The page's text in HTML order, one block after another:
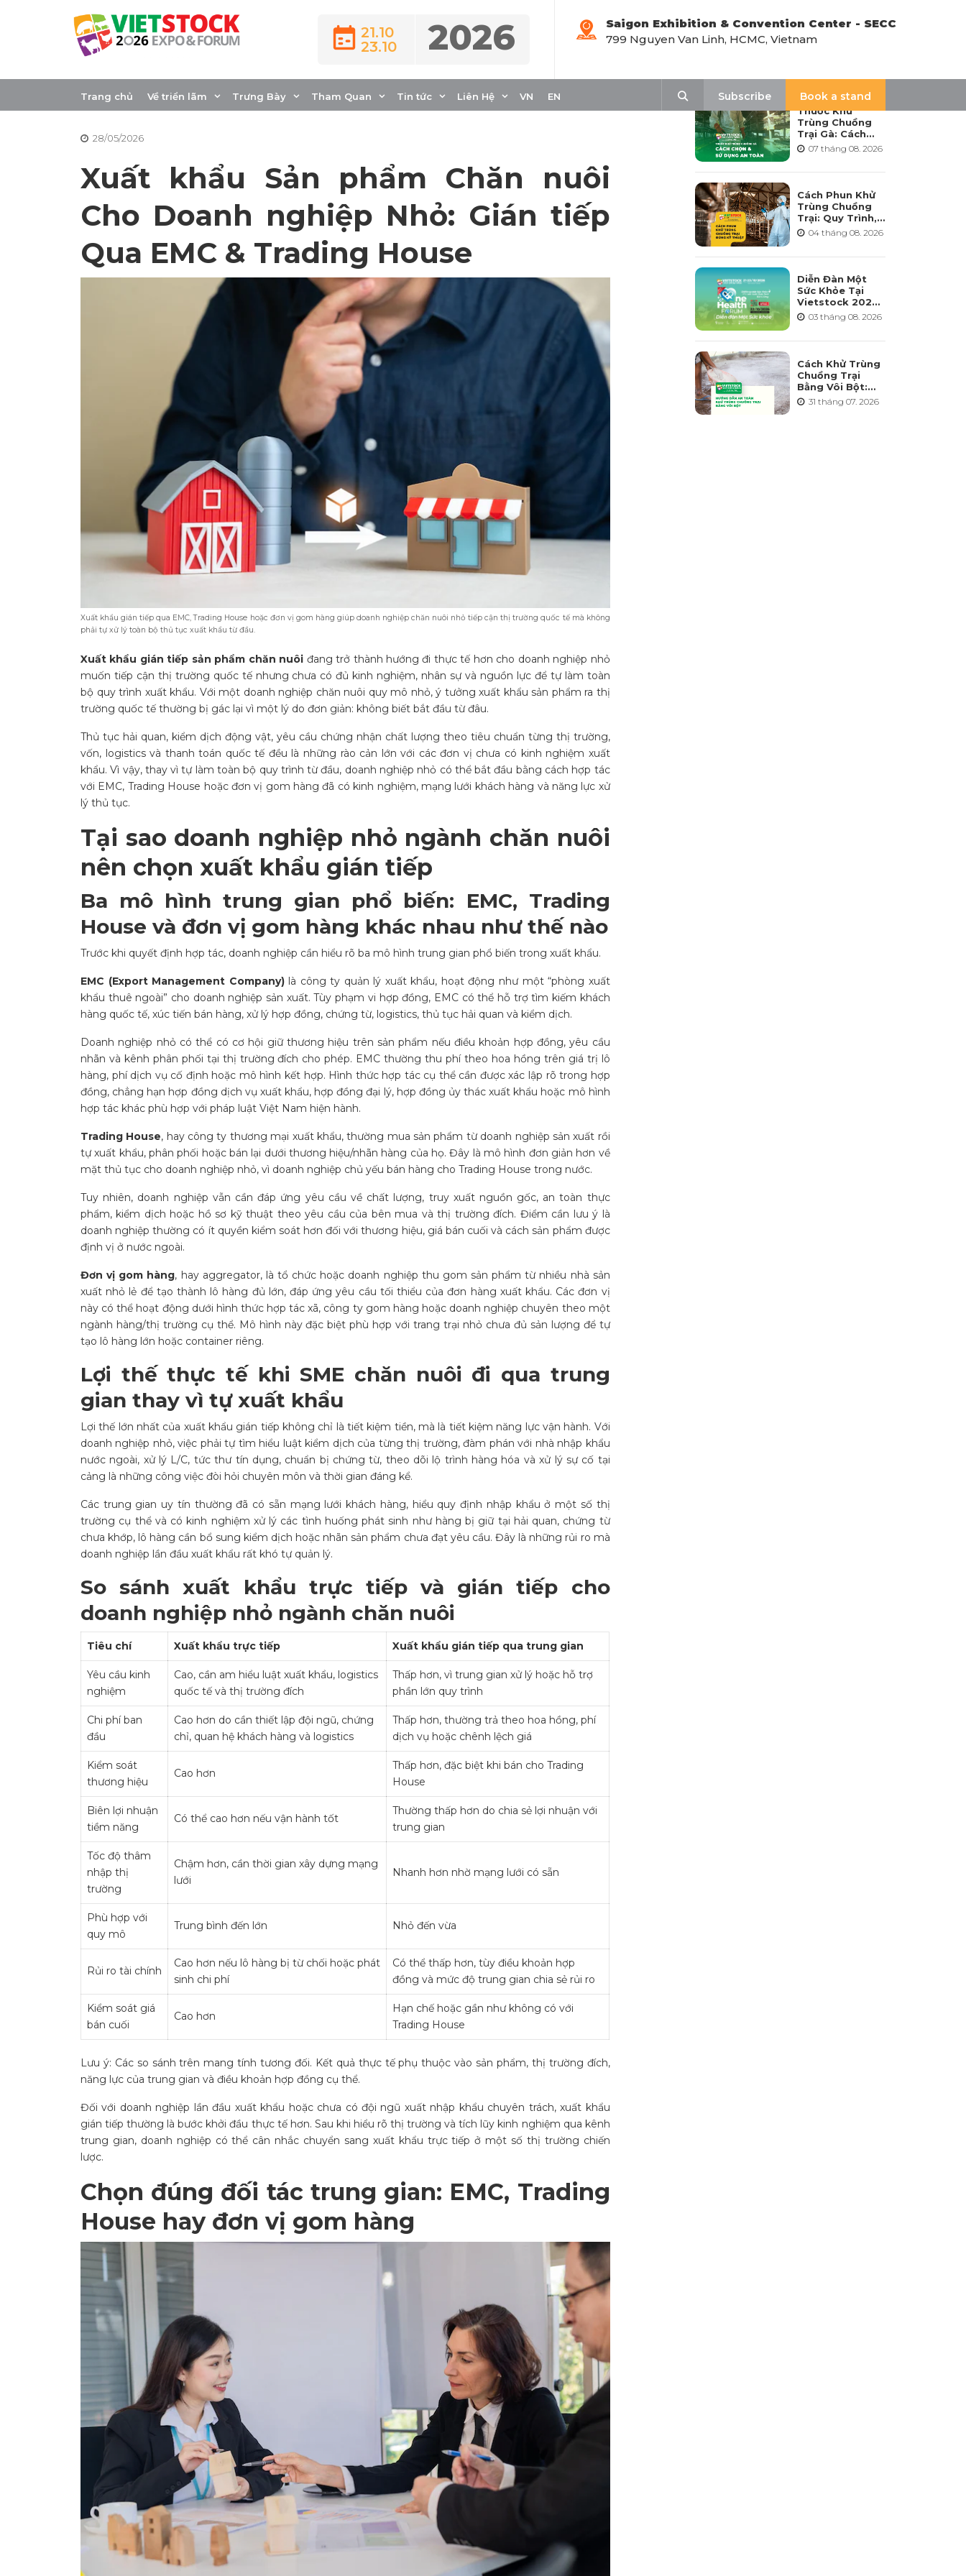
21.10
23.10
2026
Saigon Exhibition & Convention Center - SECC
799 Nguyen Van Linh, HCMC, Vietnam
Trang chủ Về triển lãm Trưng Bày Tham Quan Tin tức Liên Hệ VN EN
Subscribe
Book a stand
Xuất Khẩu Gián Tiếp Sản Phẩm Chăn
Nuôi Cho SME
28/05/2026
Xuất khẩu Sản phẩm Chăn nuôi
Cho Doanh nghiệp Nhỏ: Gián tiếp
Qua EMC & Trading House
Xuất khẩu gián tiếp qua EMC, Trading House hoặc đơn vị gom hàng giúp doanh nghiệp chăn nuôi nhỏ tiếp cận thị trường quốc tế mà không
phải tự xử lý toàn bộ thủ tục xuất khẩu từ đầu.
Xuất khẩu gián tiếp sản phẩm chăn nuôi đang trở thành hướng đi thực tế hơn cho doanh nghiệp nhỏ
muốn tiếp cận thị trường quốc tế nhưng chưa có đủ kinh nghiệm, nhân sự và nguồn lực để tự làm toàn
bộ quy trình xuất khẩu. Với một doanh nghiệp chăn nuôi quy mô nhỏ, ý tưởng xuất khẩu sản phẩm ra thị
trường quốc tế thường bị gác lại vì một lý do đơn giản: không biết bắt đầu từ đâu.
Thủ tục hải quan, kiểm dịch động vật, yêu cầu chứng nhận chất lượng theo tiêu chuẩn từng thị trường,
vốn, logistics và thanh toán quốc tế đều là những rào cản lớn với các đơn vị chưa có kinh nghiệm xuất
khẩu. Vì vậy, thay vì tự làm toàn bộ quy trình từ đầu, doanh nghiệp nhỏ có thể bắt đầu bằng cách hợp tác
với EMC, Trading House hoặc đơn vị gom hàng đã có kinh nghiệm, mạng lưới khách hàng và năng lực xử
lý thủ tục.
Tại sao doanh nghiệp nhỏ ngành chăn nuôi
nên chọn xuất khẩu gián tiếp
Ba mô hình trung gian phổ biến: EMC, Trading
House và đơn vị gom hàng khác nhau như thế nào
Trước khi quyết định hợp tác, doanh nghiệp cần hiểu rõ ba mô hình trung gian phổ biến trong xuất khẩu.
EMC (Export Management Company)là công ty quản lý xuất khẩu, hoạt động như một “phòng xuất
khẩu thuê ngoài” cho doanh nghiệp sản xuất. Tùy phạm vi hợp đồng, EMC có thể hỗ trợ tìm kiếm khách
hàng quốc tế, xúc tiến bán hàng, xử lý hợp đồng, chứng từ, logistics, thủ tục hải quan và kiểm dịch.
Doanh nghiệp nhỏ có thể có cơ hội giữ thương hiệu trên sản phẩm nếu điều khoản hợp đồng, yêu cầu
nhãn và kênh phân phối tại thị trường đích cho phép. EMC thường thu phí theo hoa hồng trên giá trị lô
hàng, phí dịch vụ cố định hoặc mô hình kết hợp. Hình thức hợp tác cụ thể cần được xác lập rõ trong hợp
đồng, chẳng hạn hợp đồng dịch vụ xuất khẩu, hợp đồng đại lý, hợp đồng ủy thác xuất khẩu hoặc mô hình
hợp tác khác phù hợp với pháp luật Việt Nam hiện hành.
Trading House, hay công ty thương mại xuất khẩu, thường mua sản phẩm từ doanh nghiệp sản xuất rồi
tự xuất khẩu, phân phối hoặc bán lại dưới thương hiệu/nhãn hàng của họ. Đây là mô hình đơn giản hơn về
mặt thủ tục cho doanh nghiệp nhỏ, vì doanh nghiệp chủ yếu bán hàng cho Trading House trong nước.
Tuy nhiên, doanh nghiệp vẫn cần đáp ứng yêu cầu về chất lượng, truy xuất nguồn gốc, an toàn thực
phẩm, kiểm dịch hoặc hồ sơ kỹ thuật theo yêu cầu của bên mua và thị trường đích. Điểm cần lưu ý là
doanh nghiệp thường có ít quyền kiểm soát hơn đối với thương hiệu, giá bán cuối và cách sản phẩm được
định vị ở nước ngoài.
Đơn vị gom hàng, hay aggregator, là tổ chức hoặc doanh nghiệp thu gom sản phẩm từ nhiều nhà sản
xuất nhỏ lẻ để tạo thành lô hàng đủ lớn, đáp ứng yêu cầu tối thiểu của đơn hàng xuất khẩu. Các đơn vị
này có thể hoạt động dưới hình thức hợp tác xã, công ty gom hàng hoặc doanh nghiệp chuyên theo một
ngành hàng/thị trường cụ thể. Mô hình này đặc biệt phù hợp với trang trại nhỏ chưa đủ sản lượng để tự
tạo lô hàng lớn hoặc container riêng.
Lợi thế thực tế khi SME chăn nuôi đi qua trung
gian thay vì tự xuất khẩu
Lợi thế lớn nhất của xuất khẩu gián tiếp không chỉ là tiết kiệm tiền, mà là tiết kiệm năng lực vận hành. Với
doanh nghiệp nhỏ, việc phải tự tìm hiểu luật kiểm dịch của từng thị trường, đàm phán với nhà nhập khẩu
nước ngoài, xử lý L/C, tức thư tín dụng, chuẩn bị chứng từ, theo dõi lộ trình hàng hóa và xử lý sự cố tại
cảng là những công việc đòi hỏi chuyên môn và thời gian đáng kể.
Các trung gian uy tín thường đã có sẵn mạng lưới khách hàng, hiểu quy định nhập khẩu ở một số thị
trường cụ thể và có kinh nghiệm xử lý các tình huống phát sinh như hàng bị giữ tại hải quan, chứng từ
chưa khớp, lô hàng cần bổ sung kiểm dịch hoặc nhãn sản phẩm chưa đạt yêu cầu. Đây là những rủi ro mà
doanh nghiệp lần đầu xuất khẩu rất khó tự quản lý.
So sánh xuất khẩu trực tiếp và gián tiếp cho
doanh nghiệp nhỏ ngành chăn nuôi
Tiêu chí Xuất khẩu trực tiếp Xuất khẩu gián tiếp qua trung gian
Yêu cầu kinh
nghiệm
Cao, cần am hiểu luật xuất khẩu, logistics
quốc tế và thị trường đích
Thấp hơn, vì trung gian xử lý hoặc hỗ trợ
phần lớn quy trình
Chi phí ban
đầu
Cao hơn do cần thiết lập đội ngũ, chứng
chỉ, quan hệ khách hàng và logistics
Thấp hơn, thường trả theo hoa hồng, phí
dịch vụ hoặc chênh lệch giá
Kiểm soát
thương hiệu
Cao hơn
Thấp hơn, đặc biệt khi bán cho Trading
House
Biên lợi nhuận
tiềm năng
Có thể cao hơn nếu vận hành tốt
Thường thấp hơn do chia sẻ lợi nhuận với
trung gian
Tốc độ thâm
nhập thị
trường
Chậm hơn, cần thời gian xây dựng mạng
lưới
Nhanh hơn nhờ mạng lưới có sẵn
Phù hợp với
quy mô
Trung bình đến lớn Nhỏ đến vừa
Rủi ro tài chính
Cao hơn nếu lô hàng bị từ chối hoặc phát
sinh chi phí
Có thể thấp hơn, tùy điều khoản hợp
đồng và mức độ trung gian chia sẻ rủi ro
Kiểm soát giá
bán cuối
Cao hơn
Hạn chế hoặc gần như không có với
Trading House
Lưu ý: Các so sánh trên mang tính tương đối. Kết quả thực tế phụ thuộc vào sản phẩm, thị trường đích,
năng lực của trung gian và điều khoản hợp đồng cụ thể.
Đối với doanh nghiệp lần đầu xuất khẩu hoặc chưa có đội ngũ xuất nhập khẩu chuyên trách, xuất khẩu
gián tiếp thường là bước khởi đầu thực tế hơn. Sau khi hiểu rõ thị trường và tích lũy kinh nghiệm qua kênh
trung gian, doanh nghiệp có thể cân nhắc chuyển sang xuất khẩu trực tiếp ở một số thị trường chiến
lược.
Chọn đúng đối tác trung gian: EMC, Trading
House hay đơn vị gom hàng
Thuốc Khử
Trùng Chuồng
Trại Gà: Cách
Chọn, Pha Và Sử
Dụng An Toàn
07 tháng 08. 2026
Cách Phun Khử
Trùng Chuồng
Trại: Quy Trình,
Tần Suất Và Lưu
Ý Khi Sử Dụng
04 tháng 08. 2026
Diễn Đàn Một
Sức Khỏe Tại
Vietstock 2026:
Hướng Tới Phát
Triển Ngành
03 tháng 08. 2026
Cách Khử Trùng
Chuồng Trại
Bằng Vôi Bột:
Cách Rải, Thời
Điểm Và Những
31 tháng 07. 2026